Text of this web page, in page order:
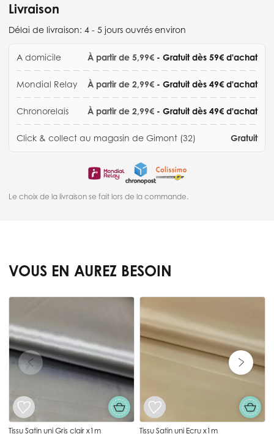
Livraison
Délai de livraison: 4 - 5 jours ouvrés environ
A domicile À partir de 5,99€ - Gratuit dès 59€ d'achat
Mondial Relay À partir de 2,99€ - Gratuit dès 49€ d'achat
Chronorelais À partir de 2,99€ - Gratuit dès 49€ d'achat
Click & collect au magasin de Gimont (32) Gratuit
Le choix de la livraison se fait lors de la commande.
VOUS EN AUREZ BESOIN
Press to skip carousel
Tissu Satin uni Gris clair x1m Tissu Satin uni Ecru x1m